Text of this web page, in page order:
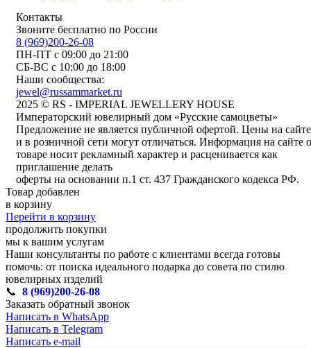
Контакты
Звоните бесплатно по России
8 (969)200-26-08
ПН-ПТ с 09:00 до 21:00
СБ-ВС с 10:00 до 18:00
Наши сообщества:
jewel@russammarket.ru
2025 © RS - IMPERIAL JEWELLERY HOUSE
Императорский ювелирный дом «Русские самоцветы»
Предложение не является публичной офертой. Цены на сайте
и в розничной сети могут отличаться. Информация на сайте о
товаре носит рекламный характер и расценивается как
приглашение делать
оферты на основании п.1 ст. 437 Гражданского кодекса РФ.
Товар добавлен
в корзину
Перейти в корзину
продолжить покупки
мы к вашим услугам
Наши консультанты по работе с клиентами всегда готовы
помочь: от поиска идеального подарка до совета по стилю
ювелирных изделий
📞 8 (969)200-26-08
Заказать обратный звонок
Написать в WhatsApp
Написать в Telegram
Написать e-mail